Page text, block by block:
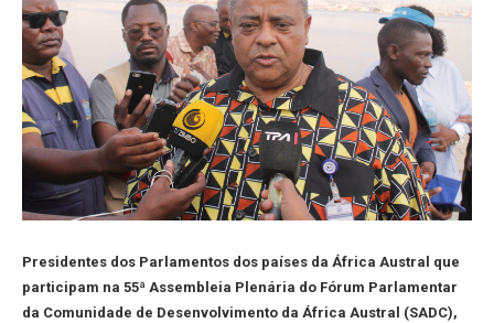
Presidentes dos Parlamentos dos países da África Austral que
participam na 55ª Assembleia Plenária do Fórum Parlamentar
da Comunidade de Desenvolvimento da África Austral (SADC),